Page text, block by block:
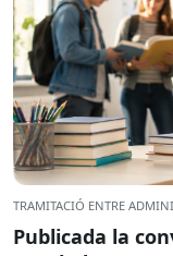
TRAMITACIÓ ENTRE
Publicada la